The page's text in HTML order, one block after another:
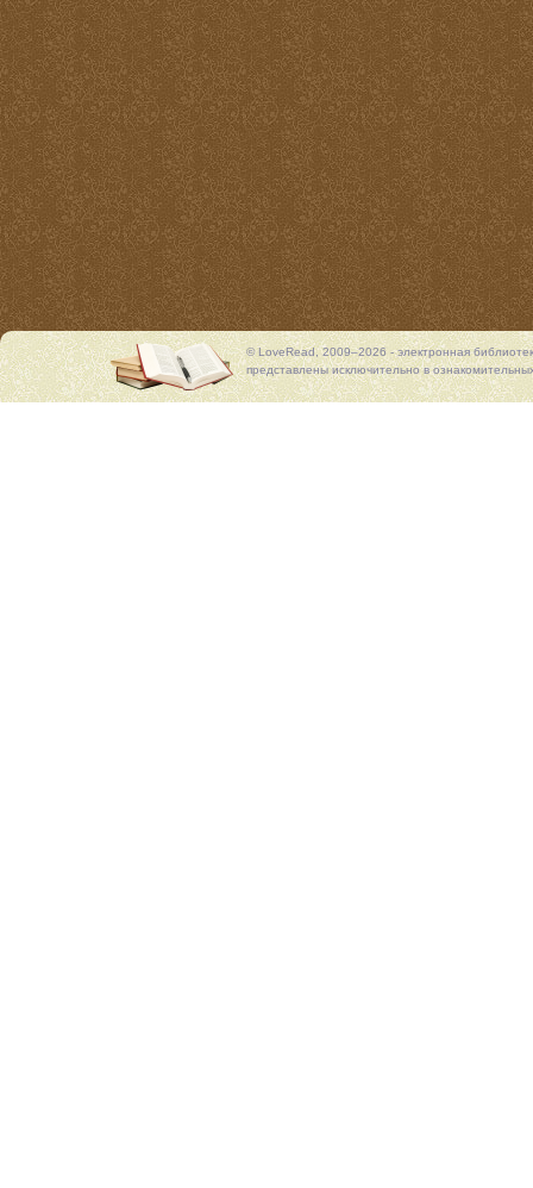
© LoveRead, 2009–2026 - электронная
представлены исключительно в